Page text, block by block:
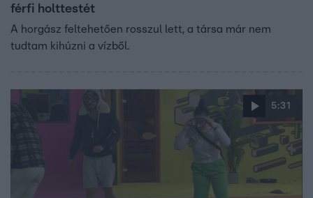
férfi holttestét
A horgász feltehetően rosszul lett, a társa már nem
tudtam kihúzni a vízből.
5:31